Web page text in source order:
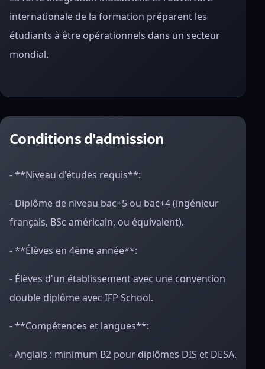
internationale de la formation préparent les
étudiants à être opérationnels dans un secteur
mondial.
Conditions d'admission
- **Niveau d'études requis**:
- Diplôme de niveau bac+5 ou bac+4 (ingénieur
français, BSc américain, ou équivalent).
- **Élèves en 4ème année**:
- Élèves d'un établissement avec une convention
double diplôme avec IFP School.
- **Compétences et langues**:
- Anglais : minimum B2 pour diplômes DIS et DESA.